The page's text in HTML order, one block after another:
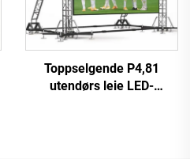
Toppselgende P4,81
utendørs leie LED-